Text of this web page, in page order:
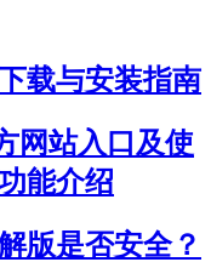
载与安装指南
网站入口及使
能介绍
版是否安全？